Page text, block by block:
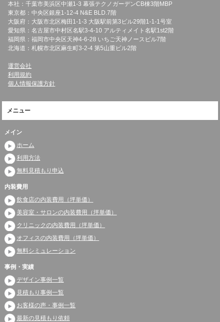
本社：千葉市美浜区中瀬1-3 幕張テクノガーデンCB棟3階MBP
東京都：中央区銀座1-12-4 N&E BLD.7階
大阪府：大阪市北区梅田1-1-3 大阪駅前第3ビル29階1-1-1号室
愛知県：名古屋市中村区名駅3-4-10 アルティメイト名駅1st2階
福岡県：福岡市中央区天神4-6-28 いちご天神ノースビル7階
北海道：札幌市北区麻生町3-2-4 第5山重ビル2階
運営会社
利用規約
個人情報保護方針
メニュー
メイン
ホーム
利用方法
無料見積もり申込
内装費用
飲食店の内装費用（坪単価）
美容室・サロンの内装費用（坪単価）
クリニックの内装費用（坪単価）
オフィスの内装費用（坪単価）
無料シミュレーション
事例・実績
デザイン事例一覧
見積もり事例一覧
お客様の声・事例一覧
最新の見積もり依頼